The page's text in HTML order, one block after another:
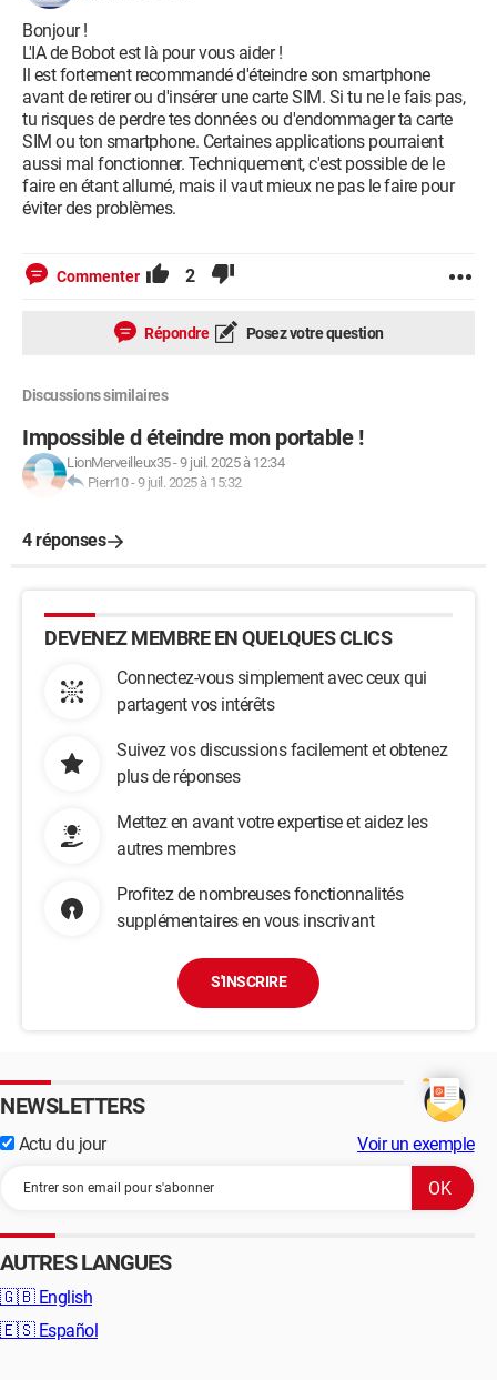
Bonjour !
L'IA de Bobot est là pour vous aider !
Il est fortement recommandé d'éteindre son smartphone
avant de retirer ou d'insérer une carte SIM. Si tu ne le fais pas,
tu risques de perdre tes données ou d'endommager ta carte
SIM ou ton smartphone. Certaines applications pourraient
aussi mal fonctionner. Techniquement, c'est possible de le
faire en étant allumé, mais il vaut mieux ne pas le faire pour
éviter des problèmes.
Commenter 2
Répondre Posez votre question
Discussions similaires
Impossible d éteindre mon portable !
LionMerveilleux35-9 juil. 2025 à 12:34
Pierr10-9 juil. 2025 à 15:32
4 réponses
DEVENEZ MEMBRE EN QUELQUES CLICS
Connectez-vous simplement avec ceux qui
partagent vos intérêts
Suivez vos discussions facilement et obtenez
plus de réponses
Mettez en avant votre expertise et aidez les
autres membres
Profitez de nombreuses fonctionnalités
supplémentaires en vous inscrivant
S'INSCRIRE
NEWSLETTERS
Actu du jour Voir un exemple
AUTRES LANGUES
🇬🇧 English
🇪🇸 Español